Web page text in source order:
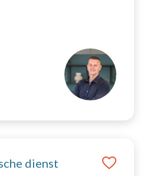
dienst